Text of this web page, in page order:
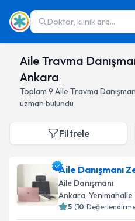
Doktor, klinik ara...
Aile Travma
Ankara
Toplam 9 Aile Travma
uzman bulundu
Filtrele
Aile Danışmanı
Aile Danışmanı
Ankara, Yenimahalle
5 (10